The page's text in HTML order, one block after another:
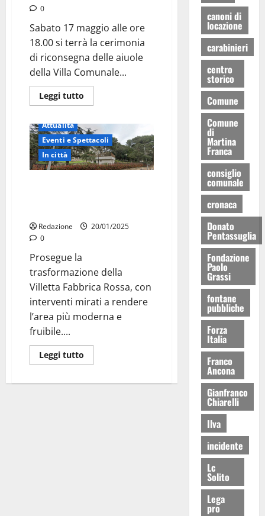
0
Sabato 17 maggio alle ore
18.00 si terrà la cerimonia
di riconsegna delle aiuole
della Villa Comunale...
Leggi tutto
Attualità
Eventi e Spettacoli
In città
Redazione
20/01/2025
0
Prosegue la
trasformazione della
Villetta Fabbrica Rossa, con
interventi mirati a rendere
l’area più moderna e
fruibile....
Leggi tutto
canoni di
locazione
carabinieri
centro
storico
Comune
Comune
di
Martina
Franca
consiglio
comunale
cronaca
Donato
Pentassuglia
Fondazione
Paolo
Grassi
fontane
pubbliche
Forza
Italia
Franco
Ancona
Gianfranco
Chiarelli
Ilva
incidente
Lc
Solito
Lega
pro